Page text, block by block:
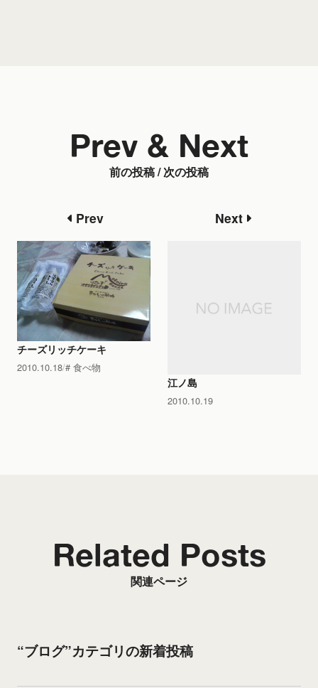
前の投稿 / 次の投稿
Prev & Next
Prev
チーズリッチケーキ
2010.10.18 食べ物
Next
江ノ島
2010.10.19
関連ページ
Related Posts
“ブログ”カテゴリの新着投稿